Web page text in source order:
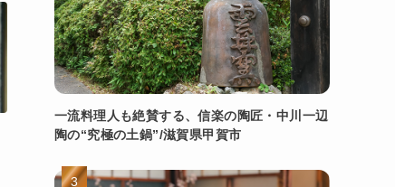
一流料理人も絶賛する、信楽の陶匠・中川一辺
陶の“究極の土鍋”/滋賀県甲賀市